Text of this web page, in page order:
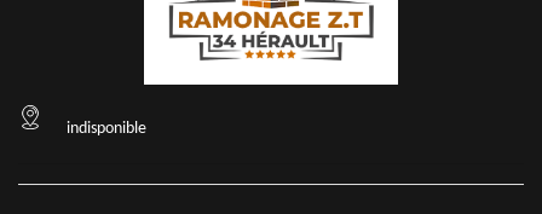
indisponible